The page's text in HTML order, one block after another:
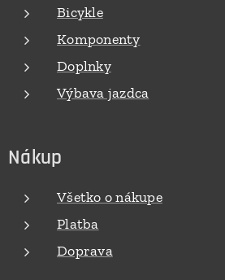
Bicykle
Komponenty
Doplnky
Výbava jazdca
Nákup
Všetko o nákupe
Platba
Doprava